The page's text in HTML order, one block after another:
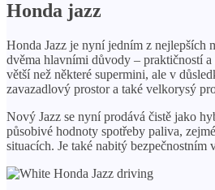
Honda jazz
Honda Jazz je nyní jedním z nejlepších
dvěma hlavními důvody – praktičností
větší než některé supermini, ale v
zavazadlový prostor a také velkorysý
Nový Jazz se nyní prodává čistě jako
působivé hodnoty spotřeby paliva,
situacích. Je také nabitý bezpečnostním